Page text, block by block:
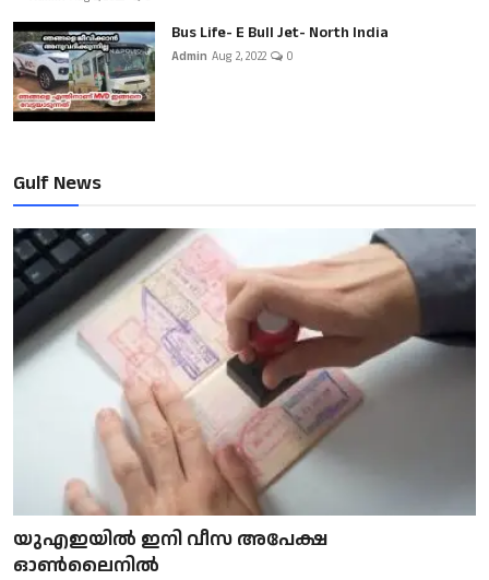
Bus Life- E Bull Jet- North India
Admin Aug 2, 2022 0
Gulf News
യുഎഇയിൽ ഇനി വീസ അപേക്ഷ
ഓൺലൈനിൽ